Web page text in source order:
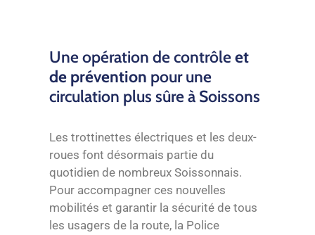
Une opération de contrôleet
de prévention pour une
circulation plus sûre à Soissons
Les trottinettes électriques et les deux-
roues font désormais partie du
quotidien de nombreux Soissonnais.
Pour accompagner ces nouvelles
mobilités et garantir la sécurité de tous
les usagers de la route, la Police